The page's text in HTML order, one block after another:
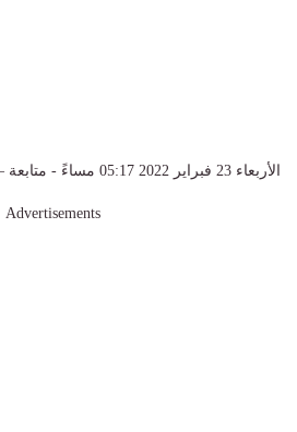
الأربعاء 23 فبراير 2022 05:17 مساءً - متابعة – مظفر إسماعيل
Advertisements